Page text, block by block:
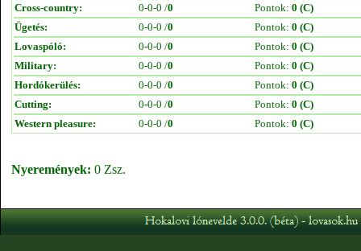
Cross-country:
0-0-0 /0 Pontok: 0 (C)
Ügetés:
0-0-0 /0 Pontok: 0 (C)
Lovaspóló:
0-0-0 /0 Pontok: 0 (C)
Military:
0-0-0 /0 Pontok: 0 (C)
Hordókerülés:
0-0-0 /0 Pontok: 0 (C)
Cutting:
0-0-0 /0 Pontok: 0 (C)
Western pleasure:
0-0-0 /0 Pontok: 0 (C)
Nyeremények: 0 Zsz.